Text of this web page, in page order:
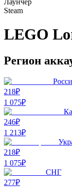
Лаунчер
Steam
LEGO
Регион
218₽
1 075₽
246₽
1 213₽
218₽
1 075₽
СНГ
277₽